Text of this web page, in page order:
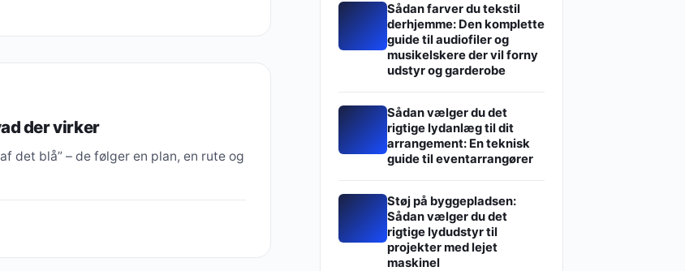
der virker
det blå” – de følger en plan, en rute og
Sådan farver du tekstil
derhjemme: Den komplette
guide til audiofiler og
musikelskere der vil forny
udstyr og garderobe
Sådan vælger du det
rigtige lydanlæg til dit
arrangement: En teknisk
guide til eventarrangører
Støj på byggepladsen:
Sådan vælger du det
rigtige lydudstyr til
projekter med lejet
maskinel